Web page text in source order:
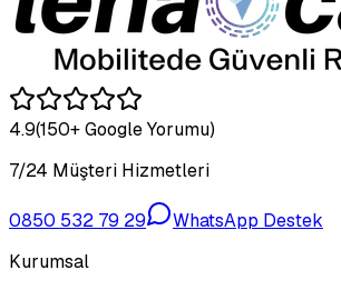
4.9(150+ Google Yorumu)
7/24 Müşteri Hizmetleri
0850 532 79 29
WhatsApp Destek
Kurumsal